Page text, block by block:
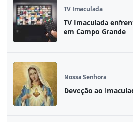
TV Imaculada
TV Imaculada
em Campo Grande
Nossa Senhora
Devoção ao